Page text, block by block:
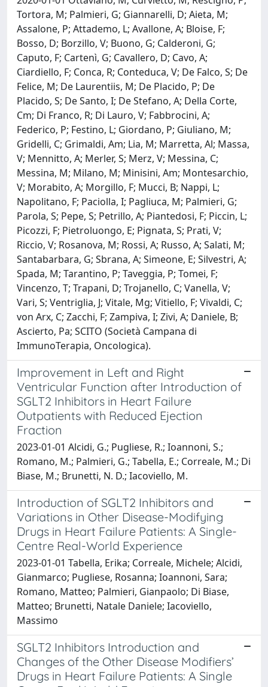
Tortora, M; Palmieri, G; Giannarelli, D; Aieta, M;
Assalone, P; Attademo, L; Avallone, A; Bloise, F;
Bosso, D; Borzillo, V; Buono, G; Calderoni, G;
Caputo, F; Cartenì, G; Cavallero, D; Cavo, A;
Ciardiello, F; Conca, R; Conteduca, V; De Falco, S; De
Felice, M; De Laurentiis, M; De Placido, P; De
Placido, S; De Santo, I; De Stefano, A; Della Corte,
Cm; Di Franco, R; Di Lauro, V; Fabbrocini, A;
Federico, P; Festino, L; Giordano, P; Giuliano, M;
Gridelli, C; Grimaldi, Am; Lia, M; Marretta, Al; Massa,
V; Mennitto, A; Merler, S; Merz, V; Messina, C;
Messina, M; Milano, M; Minisini, Am; Montesarchio,
V; Morabito, A; Morgillo, F; Mucci, B; Nappi, L;
Napolitano, F; Paciolla, I; Pagliuca, M; Palmieri, G;
Parola, S; Pepe, S; Petrillo, A; Piantedosi, F; Piccin, L;
Picozzi, F; Pietroluongo, E; Pignata, S; Prati, V;
Riccio, V; Rosanova, M; Rossi, A; Russo, A; Salati, M;
Santabarbara, G; Sbrana, A; Simeone, E; Silvestri, A;
Spada, M; Tarantino, P; Taveggia, P; Tomei, F;
Vincenzo, T; Trapani, D; Trojanello, C; Vanella, V;
Vari, S; Ventriglia, J; Vitale, Mg; Vitiello, F; Vivaldi, C;
von Arx, C; Zacchi, F; Zampiva, I; Zivi, A; Daniele, B;
Ascierto, Pa; SCITO (Società Campana di
ImmunoTerapia, Oncologica).
Improvement in Left and Right
Ventricular Function after Introduction of
SGLT2 Inhibitors in Heart Failure
Outpatients with Reduced Ejection
Fraction
2023-01-01 Alcidi, G.; Pugliese, R.; Ioannoni, S.;
Romano, M.; Palmieri, G.; Tabella, E.; Correale, M.; Di
Biase, M.; Brunetti, N. D.; Iacoviello, M.
Introduction of SGLT2 Inhibitors and
Variations in Other Disease-Modifying
Drugs in Heart Failure Patients: A Single-
Centre Real-World Experience
2023-01-01 Tabella, Erika; Correale, Michele; Alcidi,
Gianmarco; Pugliese, Rosanna; Ioannoni, Sara;
Romano, Matteo; Palmieri, Gianpaolo; Di Biase,
Matteo; Brunetti, Natale Daniele; Iacoviello,
Massimo
SGLT2 Inhibitors Introduction and
Changes of the Other Disease Modifiers’
Drugs in Heart Failure Patients: A Single